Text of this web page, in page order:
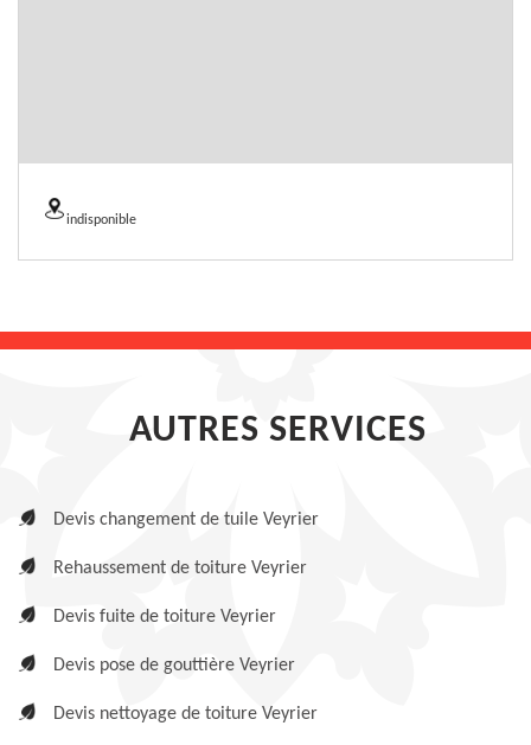
indisponible
AUTRES SERVICES
Devis changement de tuile Veyrier
Rehaussement de toiture Veyrier
Devis fuite de toiture Veyrier
Devis pose de gouttière Veyrier
Devis nettoyage de toiture Veyrier